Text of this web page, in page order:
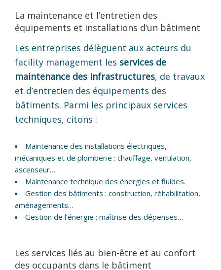
La maintenance et l’entretien des
équipements et installations d’un bâtiment
Les entreprises délèguent aux acteurs du
facility management les services de
maintenance des infrastructures, de travaux
et d’entretien des équipements des
bâtiments. Parmi les principaux services
techniques, citons :
Maintenance des installations électriques,
mécaniques et de plomberie : chauffage, ventilation,
ascenseur…
Maintenance technique des énergies et fluides.
Gestion des bâtiments : construction, réhabilitation,
aménagements…
Gestion de l’énergie : maîtrise des dépenses…
Les services liés au bien-être et au confort
des occupants dans le bâtiment